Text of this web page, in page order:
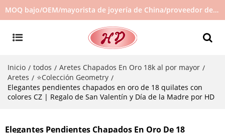
MOQ bajo/OEM/mayorista de joyería de China/proveedor de joyas/joyería de gran venta en stock/no hay joyas de segunda mano
Inicio / todos / Aretes Chapados En Oro 18k al por mayor /
Aretes / ⭐Colección Geometry /
Elegantes pendientes chapados en oro de 18 quilates con
colores CZ | Regalo de San Valentín y Día de la Madre por HD
Elegantes Pendientes Chapados En Oro De 18